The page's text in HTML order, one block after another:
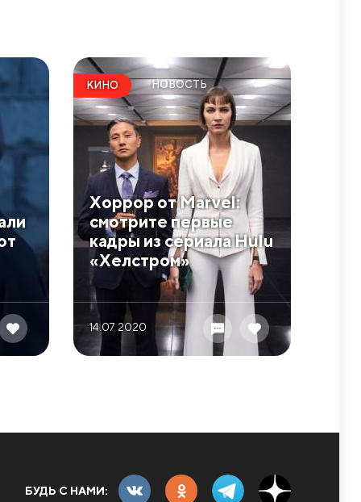
КИНО НОВОСТЬ
Хоррор от Marvel:
смотрите первые
кадры из сериала Hulu
«Хелстром»
14.07 2020
БУДЬ С НАМИ: